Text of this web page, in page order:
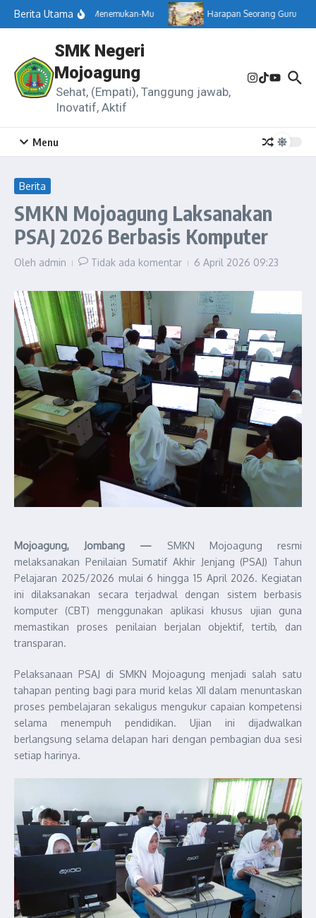
Berita Utama Menemukan-Mu Harapan Seorang Guru
SMK Negeri
Mojoagung
Sehat, (Empati), Tanggung jawab,
Inovatif, Aktif
Menu
Berita
SMKN Mojoagung Laksanakan
PSAJ 2026 Berbasis Komputer
Oleh admin Tidak ada komentar 6 April 2026 09:23
Mojoagung, Jombang — SMKN Mojoagung resmi
melaksanakan Penilaian Sumatif Akhir Jenjang (PSAJ) Tahun
Pelajaran 2025/2026 mulai 6 hingga 15 April 2026. Kegiatan
ini dilaksanakan secara terjadwal dengan sistem berbasis
komputer (CBT) menggunakan aplikasi khusus ujian guna
memastikan proses penilaian berjalan objektif, tertib, dan
transparan.
Pelaksanaan PSAJ di SMKN Mojoagung menjadi salah satu
tahapan penting bagi para murid kelas XII dalam menuntaskan
proses pembelajaran sekaligus mengukur capaian kompetensi
selama menempuh pendidikan. Ujian ini dijadwalkan
berlangsung selama delapan hari dengan pembagian dua sesi
setiap harinya.